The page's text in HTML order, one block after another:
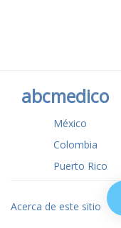
abcmedico
México
Colombia
Puerto Rico
Acerca de este sitio